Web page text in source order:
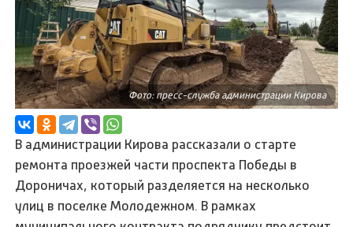
Фото: пресс-служба администрации Кирова
В администрации Кирова рассказали о старте
ремонта проезжей части проспекта Победы в
Дороничах, который разделяется на несколько
улиц в поселке Молодежном. В рамках